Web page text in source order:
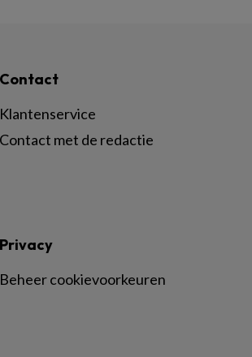
Contact
Klantenservice
Contact met de redactie
Privacy
Beheer cookievoorkeuren